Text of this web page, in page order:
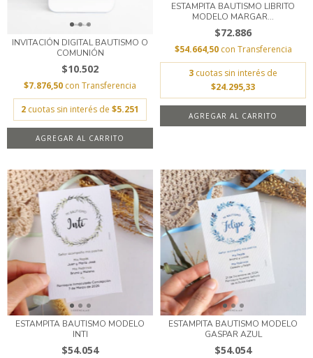
INVITACIÓN DIGITAL BAUTISMO O
COMUNIÓN
$10.502
$7.876,50 con Transferencia
2 cuotas sin interés de $5.251
ESTAMPITA BAUTISMO LIBRITO
MODELO MARGAR...
$72.886
$54.664,50 con Transferencia
3 cuotas sin interés de
$24.295,33
AGREGAR AL CARRITO
ESTAMPITA BAUTISMO MODELO
INTI
$54.054
ESTAMPITA BAUTISMO MODELO
GASPAR AZUL
$54.054